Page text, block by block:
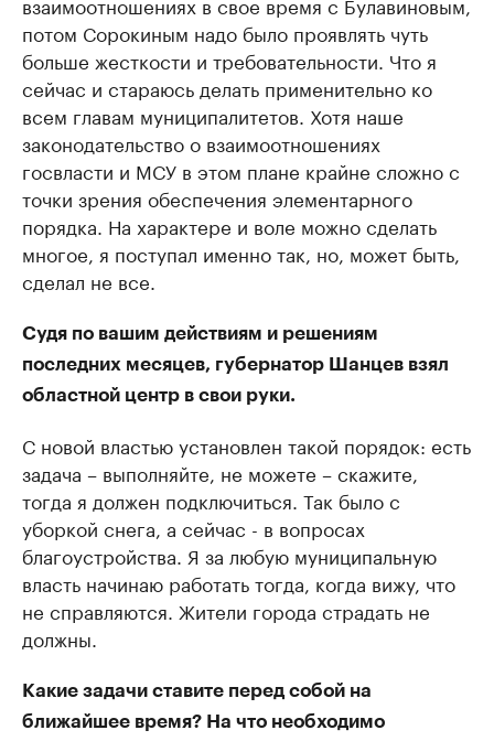
потом Сорокиным надо было проявлять чуть
больше жесткости и требовательности. Что я
сейчас и стараюсь делать применительно ко
всем главам муниципалитетов. Хотя наше
законодательство о взаимоотношениях
госвласти и МСУ в этом плане крайне сложно с
точки зрения обеспечения элементарного
порядка. На характере и воле можно сделать
многое, я поступал именно так, но, может быть,
сделал не все.
Судя по вашим действиям и решениям
последних месяцев, губернатор Шанцев взял
областной центр в свои руки.
С новой властью установлен такой порядок: есть
задача – выполняйте, не можете – скажите,
тогда я должен подключиться. Так было с
уборкой снега, а сейчас - в вопросах
благоустройства. Я за любую муниципальную
власть начинаю работать тогда, когда вижу, что
не справляются. Жители города страдать не
должны.
Какие задачи ставите перед собой на
ближайшее время? На что необходимо